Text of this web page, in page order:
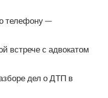
телефону —
встрече с адвокатом
дел о ДТП в